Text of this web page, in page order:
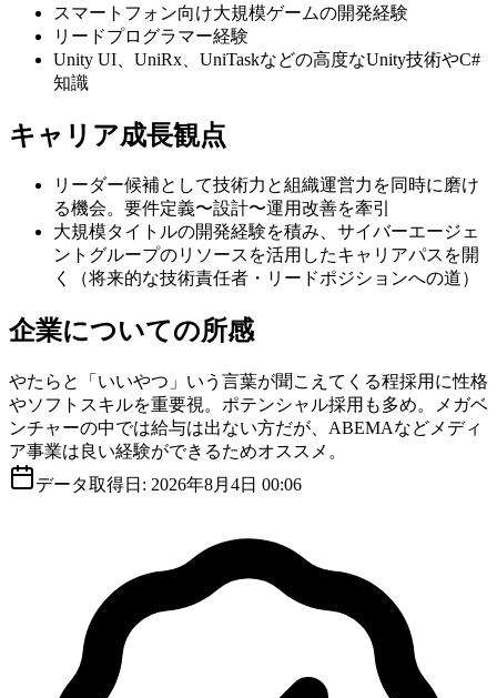
スマートフォン向け大規模ゲームの開発経験
リードプログラマー経験
Unity UI、UniRx、UniTaskなどの高度なUnity技術やC#
知識
キャリア成長観点
リーダー候補として技術力と組織運営力を同時に磨け
る機会。要件定義〜設計〜運用改善を牽引
大規模タイトルの開発経験を積み、サイバーエージェ
ントグループのリソースを活用したキャリアパスを開
く（将来的な技術責任者・リードポジションへの道）
企業についての所感
やたらと「いいやつ」いう言葉が聞こえてくる程採用に性格
やソフトスキルを重要視。ポテンシャル採用も多め。メガベ
ンチャーの中では給与は出ない方だが、ABEMAなどメディ
ア事業は良い経験ができるためオススメ。
データ取得日: 2026年8月4日 00:06